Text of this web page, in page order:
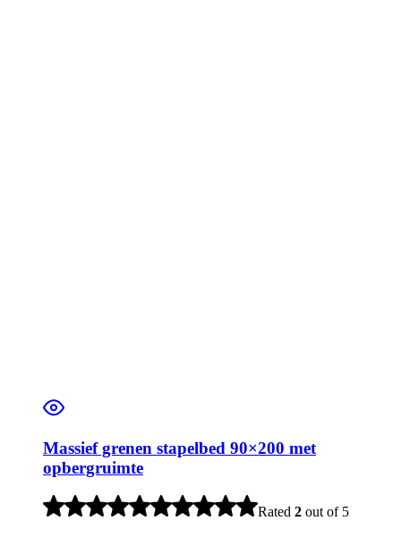
Massief grenen stapelbed 90×200 met
opbergruimte
Rated 2 out of 5